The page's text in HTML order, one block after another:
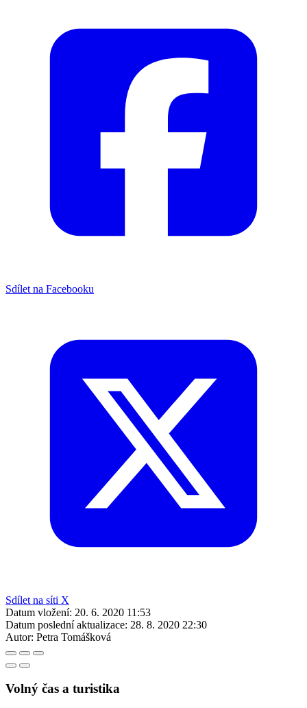
Sdílet na Facebooku
Sdílet na síti X
Datum vložení: 20. 6. 2020 11:53
Datum poslední aktualizace: 28. 8. 2020 22:30
Autor: Petra Tomášková
Volný čas a turistika